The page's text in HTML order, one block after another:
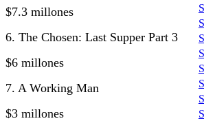
$7.3 millones
6. The Chosen: Last Supper Part 3
$6 millones
7. A Working Man
$3 millones